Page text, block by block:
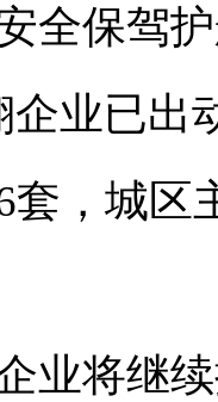
全保驾
业已出
套，城区
业将继